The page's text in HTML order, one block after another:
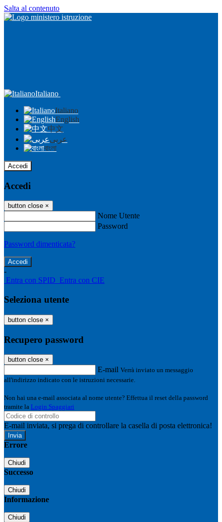
Salta al contenuto
Italiano
Italiano
English
中文
عربى
বাংলা
Accedi
Accedi
button close ×
Nome Utente
Password
Password dimenticata?
-
Entra con SPID Entra con CIE
Seleziona utente
button close ×
Recupero password
button close ×
E-mail Verrà inviato un messaggio
all'indirizzo indicato con le istruzioni necessarie.
Non hai una e-mail associata al nome utente? Effettua il reset della password
tramite la Login Spaggiari
E-mail inviata, si prega di controllare la casella di posta elettronica!
Errore
Chiudi
Successo
Chiudi
Informazione
Chiudi